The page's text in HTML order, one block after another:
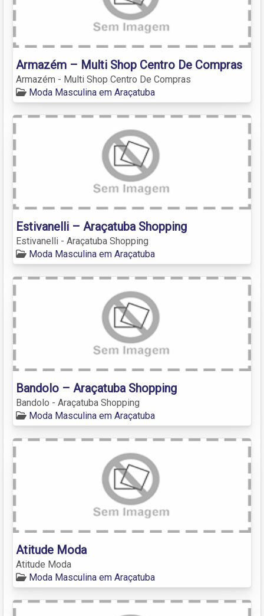
Armazém – Multi Shop Centro De Compras
Armazém - Multi Shop Centro De Compras
Moda Masculina em Araçatuba
Estivanelli – Araçatuba Shopping
Estivanelli - Araçatuba Shopping
Moda Masculina em Araçatuba
Bandolo – Araçatuba Shopping
Bandolo - Araçatuba Shopping
Moda Masculina em Araçatuba
Atitude Moda
Atitude Moda
Moda Masculina em Araçatuba